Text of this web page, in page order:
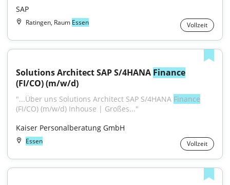
SAP
Ratingen, Raum Essen Vollzeit
Solutions Architect SAP S/4HANA Finance
(FI/CO) (m/w/d)
"...Über uns Solutions Architect SAP S/4HANA Finance
(FI/CO) (m/w/d) Inhouse | Großes..."
Kaiser Personalberatung GmbH
Essen Vollzeit